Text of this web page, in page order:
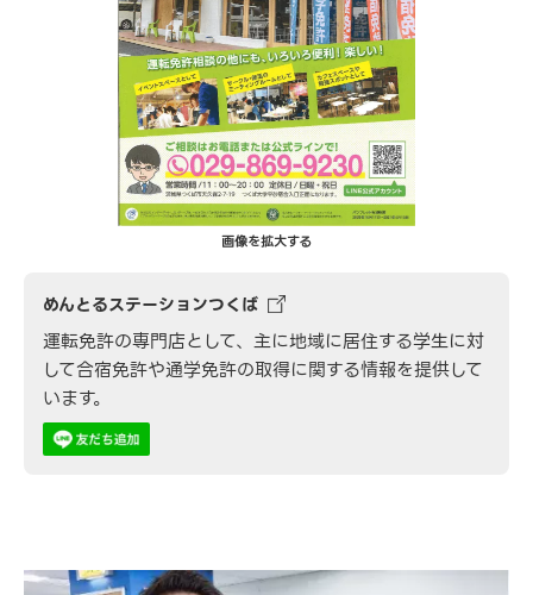
画像を拡大する
めんとるステーションつくば
運転免許の専門店として、主に地域に居住する学生に対
して合宿免許や通学免許の取得に関する情報を提供して
います。